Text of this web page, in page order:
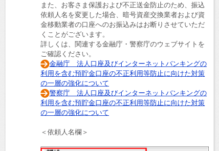
また、お客さま保護および不正送金防止のため、振込
依頼人名を変更した場合、暗号資産交換業者および資
金移動業者の口座へのお振込みはお断りさせていただ
くことがございます。
詳しくは、関連する金融庁・警察庁のウェブサイトを
ご確認ください。
金融庁 法人口座及びインターネットバンキングの
利用を含む預貯金口座の不正利用等防止に向けた対策
の一層の強化について
警察庁 法人口座及びインターネットバンキングの
利用を含む預貯金口座の不正利用等防止に向けた対策
の一層の強化について
＜依頼人名欄＞